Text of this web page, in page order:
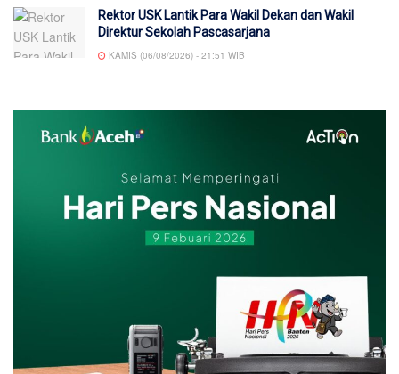
Rektor USK Lantik Para Wakil Dekan dan Wakil
Direktur Sekolah Pascasarjana
KAMIS (06/08/2026) - 21:51 WIB